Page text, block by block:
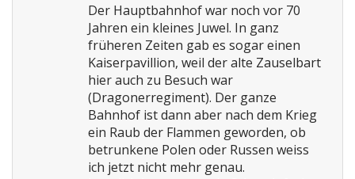
Der Hauptbahnhof war noch vor 70
Jahren ein kleines Juwel. In ganz
früheren Zeiten gab es sogar einen
Kaiserpavillion, weil der alte Zauselbart
hier auch zu Besuch war
(Dragonerregiment). Der ganze
Bahnhof ist dann aber nach dem Krieg
ein Raub der Flammen geworden, ob
betrunkene Polen oder Russen weiss
ich jetzt nicht mehr genau.